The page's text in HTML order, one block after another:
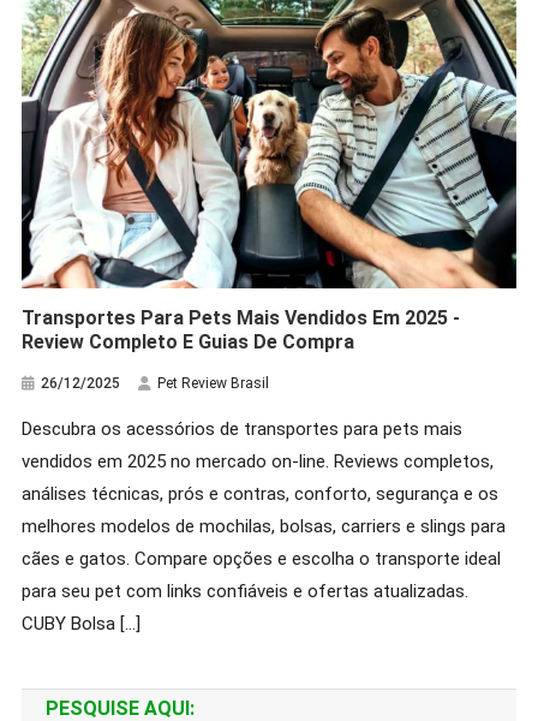
Hamster
Raças De Hamster: Descubra Qual É A
Ideal Para Você!
Pet Review Brasil
Transportes Para Pets Mais Vendidos Em 2025 -
Review Completo E Guias De Compra
26/12/2025 Pet Review Brasil
Descubra os acessórios de transportes para pets mais
vendidos em 2025 no mercado on-line. Reviews completos,
análises técnicas, prós e contras, conforto, segurança e os
melhores modelos de mochilas, bolsas, carriers e slings para
cães e gatos. Compare opções e escolha o transporte ideal
para seu pet com links confiáveis e ofertas atualizadas.
CUBY Bolsa […]
PESQUISE AQUI: